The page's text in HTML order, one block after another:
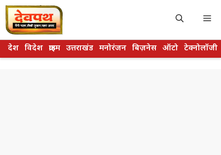
Skip
to
content
देश विदेश क्राइम उत्तराखंड मनोरंजन बिज़नेस ऑटो टेक्नोलॉजी